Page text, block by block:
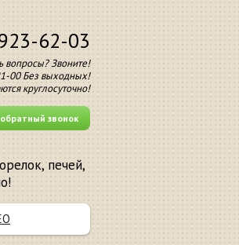
62-03
вопросы? Звоните!
00 Без выходных!
круглосуточно!
звонок
печей,